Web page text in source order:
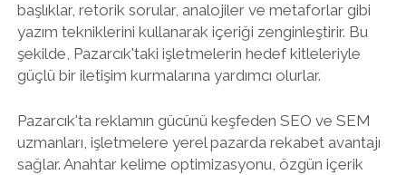
başlıklar, retorik sorular, analojiler ve metaforlar gibi
yazım tekniklerini kullanarak içeriği zenginleştirir. Bu
şekilde, Pazarcık'taki işletmelerin hedef kitleleriyle
güçlü bir iletişim kurmalarına yardımcı olurlar.
Pazarcık'ta reklamın gücünü keşfeden SEO ve SEM
uzmanları, işletmelere yerel pazarda rekabet avantajı
sağlar. Anahtar kelime optimizasyonu, özgün içerik